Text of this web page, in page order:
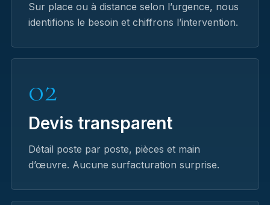
Sur place ou à distance selon l’urgence, nous
identifions le besoin et chiffrons l’intervention.
02
Devis transparent
Détail poste par poste, pièces et main
d’œuvre. Aucune surfacturation surprise.